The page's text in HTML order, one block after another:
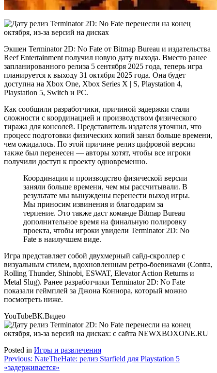
Экшен Terminator 2D: No Fate от Bitmap Bureau и издательства
Reef Entertainment получил новую дату выхода. Вместо ранее
запланированного релиза 5 сентября 2025 года, теперь игра
планируется к выходу 31 октября 2025 года. Она будет
доступна на Xbox One, Xbox Series X | S, Playstation 4,
Playstation 5, Switch и PC.
Как сообщили разработчики, причиной задержки стали
сложности с координацией и производством физического
тиража для консолей. Представитель издателя уточнил, что
процесс подготовки физических копий занял больше времени,
чем ожидалось. По этой причине релиз цифровой версии
также был перенесен — авторы хотят, чтобы все игроки
получили доступ к проекту одновременно.
Координация и производство физической версии
заняли больше времени, чем мы рассчитывали. В
результате мы вынуждены перенести выход игры.
Мы приносим извинения и благодарим за
терпение. Это также даст команде Bitmap Bureau
дополнительное время на финальную полировку
проекта, чтобы игроки увидели Terminator 2D: No
Fate в наилучшем виде.
Игра представляет собой двухмерный сайд-скроллер с
визуальным стилем, вдохновленным ретро-боевиками (Contra,
Rolling Thunder, Shinobi, ESWAT, Elevator Action Returns и
Metal Slug). Ранее разработчики Terminator 2D: No Fate
показали геймплей за Джона Коннора, который можно
посмотреть ниже.
YouTubeВК.Видео
Posted in Игры и развлечения
Навигация
Previous: NateTheHate: релиз Starfield для Playstation 5
«задерживается»